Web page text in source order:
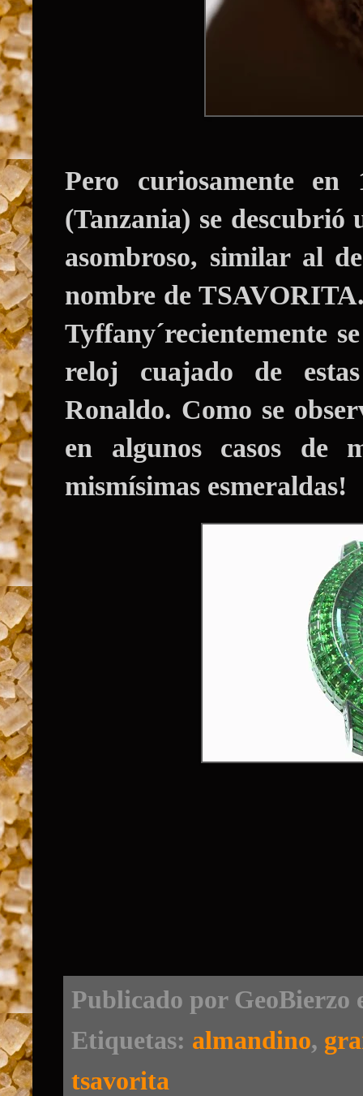
Pero curiosamente
(Tanzania) se descubrió
asombroso, similar al
nombre de TSAVORITA
Tyffany´recientemente
reloj cuajado de
Ronaldo. Como se
en algunos casos de
mismísimas esmeraldas!
Publicado por GeoBierzo
Etiquetas: almandino,
tsavorita